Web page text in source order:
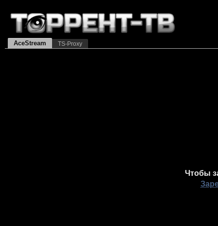
AceStream TS-Proxy
Чтобы